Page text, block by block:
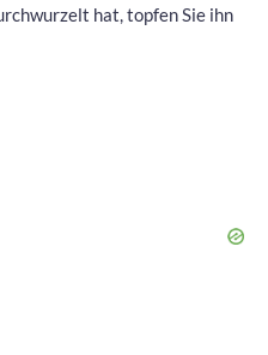
hat, topfen Sie ihn